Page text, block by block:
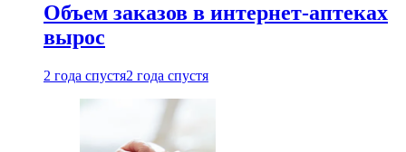
Объем заказов в интернет-аптеках
вырос
2 года спустя2 года спустя